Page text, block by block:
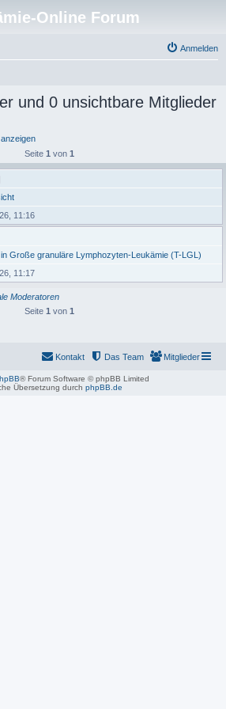
Online Forum
Anmelden
und 0 unsichtbare Mitglieder
Seite 1 von 1
11:16
Große granuläre Lymphozyten-Leukämie (T-LGL)
11:17
Moderatoren
Seite 1 von 1
Mitglieder
Das Team
Kontakt
® Forum Software © phpBB Limited
Übersetzung durch phpBB.de